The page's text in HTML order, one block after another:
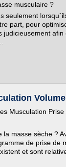
musculaire ?
part, pour
Musculation
masse sèche ?
de prise de
et sont